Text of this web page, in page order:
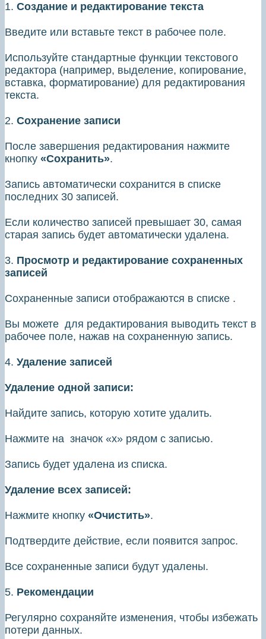
1. Создание и редактирование текста
Введите или вставьте текст в рабочее поле.
Используйте стандартные функции текстового
редактора (например, выделение, копирование,
вставка, форматирование) для редактирования
текста.
2. Сохранение записи
После завершения редактирования нажмите
кнопку «Сохранить».
Запись автоматически сохранится в списке
последних 30 записей.
Если количество записей превышает 30, самая
старая запись будет автоматически удалена.
3. Просмотр и редактирование сохраненных
записей
Сохраненные записи отображаются в списке .
Вы можете для редактирования выводить текст в
рабочее поле, нажав на сохраненную запись.
4. Удаление записей
Удаление одной записи:
Найдите запись, которую хотите удалить.
Нажмите на значок «х» рядом с записью.
Запись будет удалена из списка.
Удаление всех записей:
Нажмите кнопку «Очистить».
Подтвердите действие, если появится запрос.
Все сохраненные записи будут удалены.
5. Рекомендации
Регулярно сохраняйте изменения, чтобы избежать
потери данных.